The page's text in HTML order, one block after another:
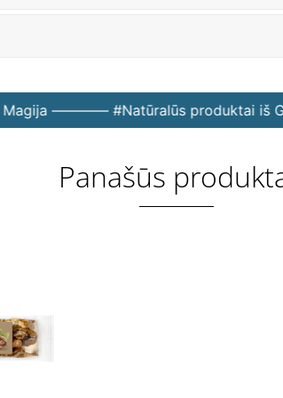
———— #Natūralūs produktai iš
Panašūs